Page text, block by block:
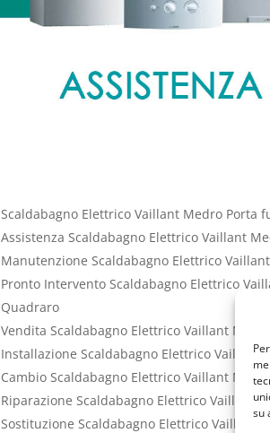
su
Scaldabagno Elettrico Vaillant Medro Porta
Assistenza Scaldabagno Elettrico Vaillant
Manutenzione Scaldabagno Elettrico
Pronto Intervento Scaldabagno Elettrico
Quadraro
Vendita Scaldabagno Elettrico Vaillant
Installazione Scaldabagno Elettrico Vaillant
Cambio Scaldabagno Elettrico Vaillant
Riparazione Scaldabagno Elettrico Vaillant
Sostituzione Scaldabagno Elettrico Vaillant